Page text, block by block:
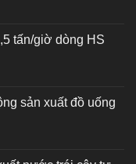
tấn/giờ dòng HS
sản xuất đồ uống